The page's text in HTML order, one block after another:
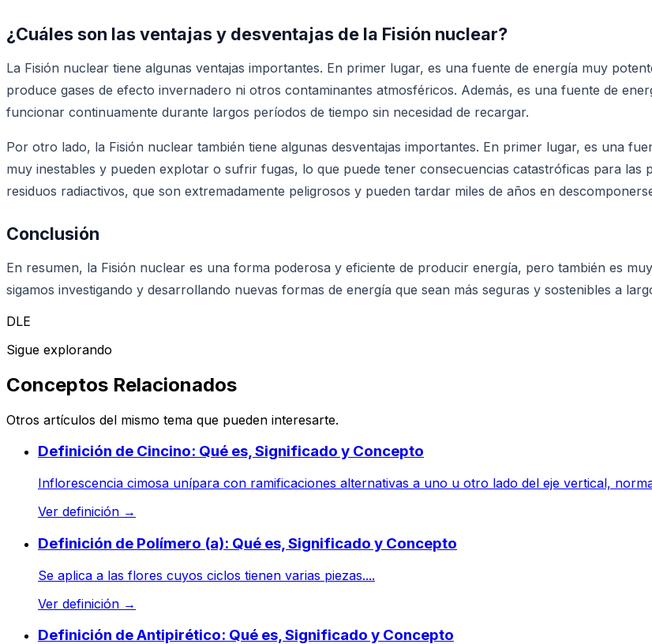
¿Cuáles son las ventajas y desventajas de la Fisión nuclear?
La Fisión nuclear tiene algunas ventajas importantes. En primer lugar, es una fuente de energía muy
produce gases de efecto invernadero ni otros contaminantes atmosféricos. Además, es una fuente de
funcionar continuamente durante largos períodos de tiempo sin necesidad de recargar.
Por otro lado, la Fisión nuclear también tiene algunas desventajas importantes. En primer lugar, es una
muy inestables y pueden explotar o sufrir fugas, lo que puede tener consecuencias catastróficas para las
residuos radiactivos, que son extremadamente peligrosos y pueden tardar miles de años en
Conclusión
En resumen, la Fisión nuclear es una forma poderosa y eficiente de producir energía, pero también es
sigamos investigando y desarrollando nuevas formas de energía que sean más seguras y sostenibles a
DLE
Sigue explorando
Conceptos Relacionados
Otros artículos del mismo tema que pueden interesarte.
Definición de Cincino: Qué es, Significado y Concepto
Inflorescencia cimosa unípara con ramificaciones alternativas a uno u otro lado del eje vertical,
Ver definición →
Definición de Polímero (a): Qué es, Significado y Concepto
Se aplica a las flores cuyos ciclos tienen varias piezas....
Ver definición →
Definición de Antipirético: Qué es, Significado y Concepto